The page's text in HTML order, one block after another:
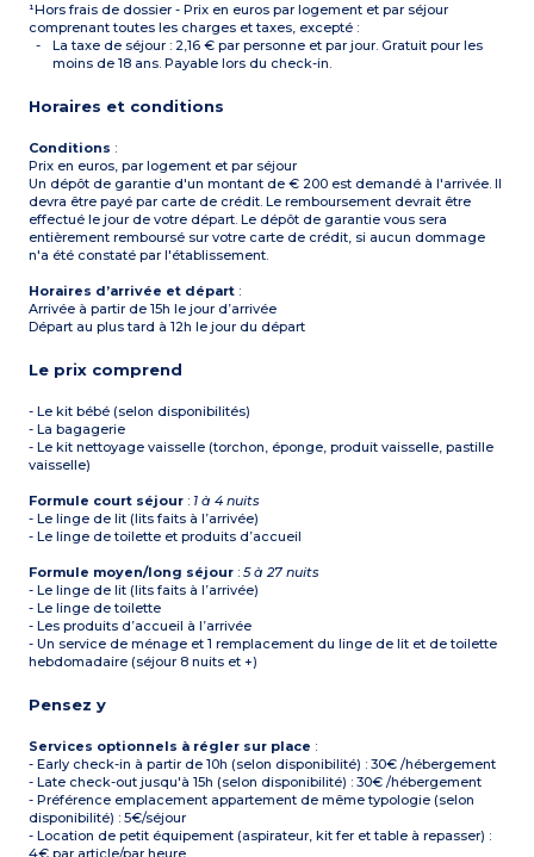
¹Hors frais de dossier - Prix en euros par logement et par séjour
comprenant toutes les charges et taxes, excepté :
La taxe de séjour : 2,16 € par personne et par jour. Gratuit pour les
moins de 18 ans. Payable lors du check-in.
Horaires et conditions
Conditions :
Prix en euros, par logement et par séjour
Un dépôt de garantie d'un montant de € 200 est demandé à l'arrivée. Il
devra être payé par carte de crédit. Le remboursement devrait être
effectué le jour de votre départ. Le dépôt de garantie vous sera
entièrement remboursé sur votre carte de crédit, si aucun dommage
n'a été constaté par l'établissement.
Horaires d’arrivée et départ :
Arrivée à partir de 15h le jour d’arrivée
Départ au plus tard à 12h le jour du départ
Le prix comprend
- Le kit bébé (selon disponibilités)
- La bagagerie
- Le kit nettoyage vaisselle (torchon, éponge, produit vaisselle, pastille
vaisselle)
Formule court séjour : 1 à 4 nuits
- Le linge de lit (lits faits à l’arrivée)
- Le linge de toilette et produits d’accueil
Formule moyen/long séjour :5 à 27 nuits
- Le linge de lit (lits faits à l’arrivée)
- Le linge de toilette
- Les produits d’accueil à l’arrivée
- Un service de ménage et 1 remplacement du linge de lit et de toilette
hebdomadaire (séjour 8 nuits et +)
Pensez y
Services optionnels à régler sur place :
- Early check-in à partir de 10h (selon disponibilité) : 30€ /hébergement
- Late check-out jusqu'à 15h (selon disponibilité) : 30€ /hébergement
- Préférence emplacement appartement de même typologie (selon
disponibilité) : 5€/séjour
- Location de petit équipement (aspirateur, kit fer et table à repasser) :